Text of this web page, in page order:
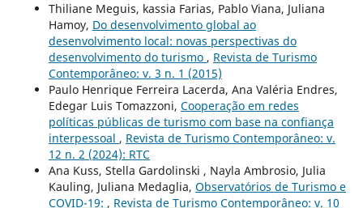
Thiliane Meguis, kassia Farias, Pablo Viana, Juliana
Hamoy, Do desenvolvimento global ao
desenvolvimento local: novas perspectivas do
desenvolvimento do turismo , Revista de Turismo
Contemporâneo: v. 3 n. 1 (2015)
Paulo Henrique Ferreira Lacerda, Ana Valéria Endres,
Edegar Luis Tomazzoni, Cooperação em redes
políticas públicas de turismo com base na confiança
interpessoal , Revista de Turismo Contemporâneo: v.
12 n. 2 (2024): RTC
Ana Kuss, Stella Gardolinski , Nayla Ambrosio, Julia
Kauling, Juliana Medaglia, Observatórios de Turismo e
COVID-19: , Revista de Turismo Contemporâneo: v. 10